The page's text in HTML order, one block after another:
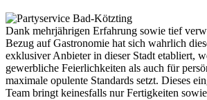
Dank mehrjährigen Erfahrung sowie tief
Bezug auf Gastronomie hat sich wahrlich
exklusiver Anbieter in dieser Stadt etabliert,
gewerbliche Feierlichkeiten als auch für
maximale opulente Standards setzt. Dieses
Team bringt keinesfalls nur Fertigkeiten